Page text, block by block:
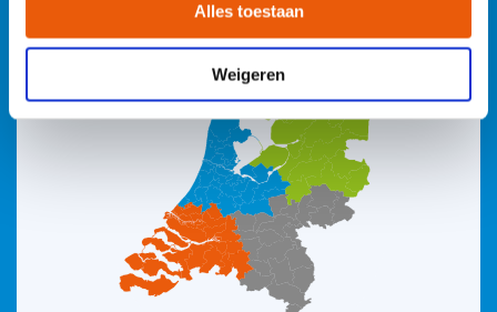
Alles toestaan
Weigeren